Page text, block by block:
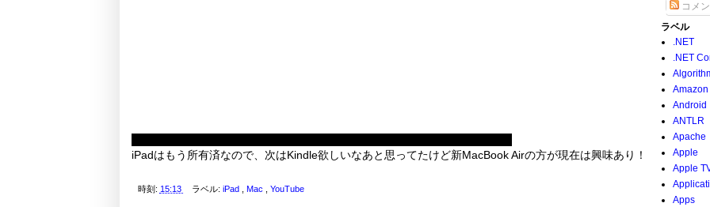
iPadはもう所有済なので、次はKindle欲しいなあと思ってたけど新MacBook Airの方が現在は興味あり！
時刻: 15:13 ラベル:iPad ,Mac ,YouTube
コメン
ラベル
.NET
.NET
Amazon
Android
ANTLR
Apache
Apple
Apple
Apps